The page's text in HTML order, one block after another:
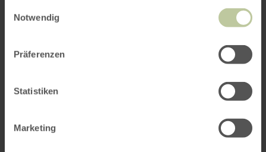
Notwendig
Präferenzen
Statistiken
Marketing
Moeilijkheidsgraad:
Lieserpfad leidt van Manderscheid naar
informatie
over:
3